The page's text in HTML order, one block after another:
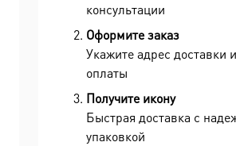
консультации
Оформите заказ
Укажите адрес доставки
оплаты
Получите икону
Быстрая доставка с
упаковкой